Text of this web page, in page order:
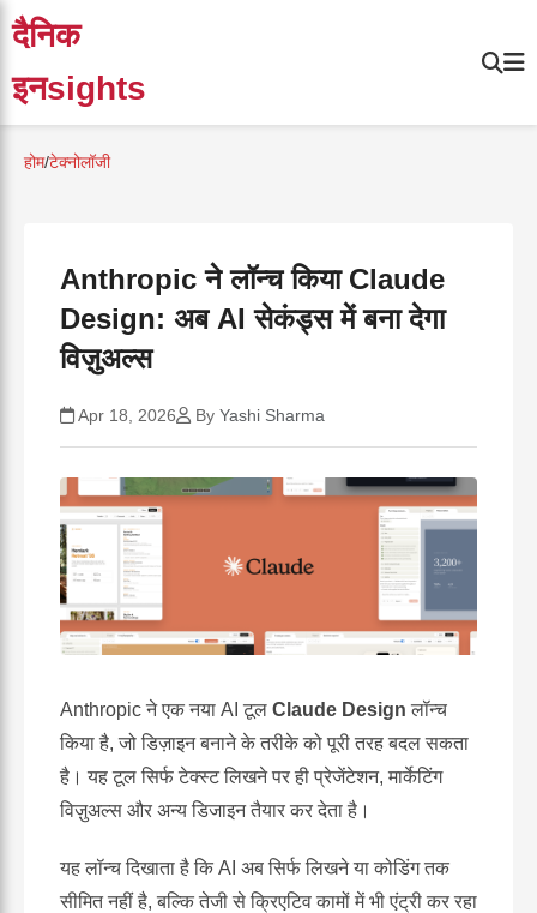
दैनिक
इनsights
होम/टेक्नोलॉजी
Anthropic ने लॉन्च किया Claude
Design: अब AI सेकंड्स में बना देगा
विज़ुअल्स
Apr 18, 2026 By Yashi Sharma
Anthropic ने एक नया AI टूल Claude Design लॉन्च
किया है, जो डिज़ाइन बनाने के तरीके को पूरी तरह बदल सकता
है। यह टूल सिर्फ टेक्स्ट लिखने पर ही प्रेजेंटेशन, मार्केटिंग
विज़ुअल्स और अन्य डिजाइन तैयार कर देता है।
यह लॉन्च दिखाता है कि AI अब सिर्फ लिखने या कोडिंग तक
सीमित नहीं है, बल्कि तेजी से क्रिएटिव कामों में भी एंट्री कर रहा